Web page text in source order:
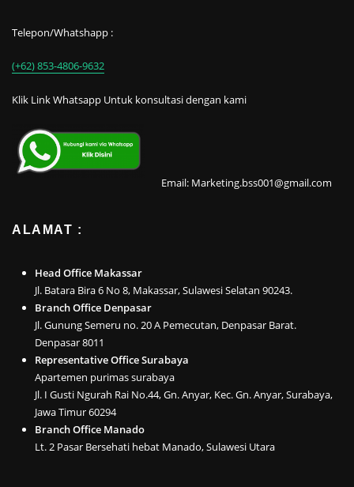
Telepon/Whatshapp :
(+62) 853-4806-9632
Klik Link Whatsapp Untuk konsultasi dengan kami
Email: Marketing.bss001@gmail.com
ALAMAT :
Head Office Makassar
Jl. Batara Bira 6 No 8, Makassar, Sulawesi Selatan 90243.
Branch Office Denpasar
Jl. Gunung Semeru no. 20 A Pemecutan, Denpasar Barat.
Denpasar 8011
Representative Office Surabaya
Apartemen purimas surabaya
Jl. I Gusti Ngurah Rai No.44, Gn. Anyar, Kec. Gn. Anyar, Surabaya,
Jawa Timur 60294
Branch Office Manado
Lt. 2 Pasar Bersehati hebat Manado, Sulawesi Utara